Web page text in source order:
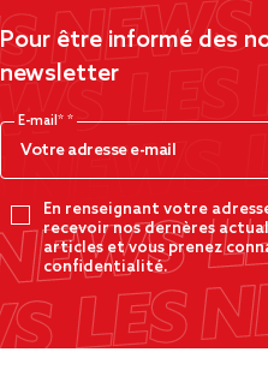
Pour être informé des
newsletter
E-mail*
En renseignant votre
recevoir nos dernères
articles et vous prenez
confidentialité.